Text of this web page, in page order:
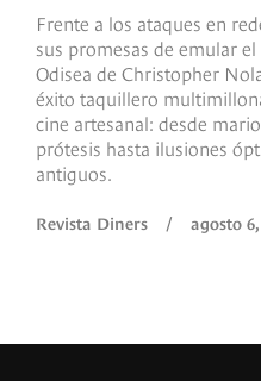
Frente a los ataques en
sus promesas de emular el
Odisea de Christopher
éxito taquillero
cine artesanal: desde
prótesis hasta ilusiones
antiguos.
Revista Diners / agosto 6,